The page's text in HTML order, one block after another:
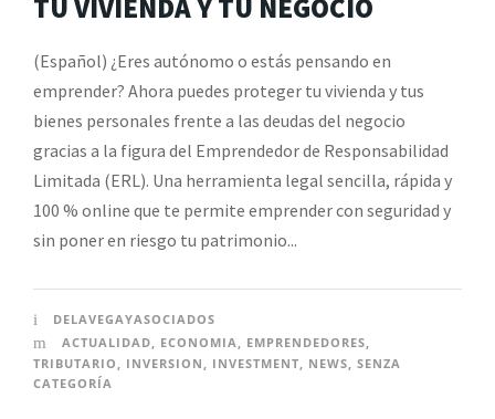
TU VIVIENDA Y TU NEGOCIO
(Español) ¿Eres autónomo o estás pensando en
emprender? Ahora puedes proteger tu vivienda y tus
bienes personales frente a las deudas del negocio
gracias a la figura del Emprendedor de Responsabilidad
Limitada (ERL). Una herramienta legal sencilla, rápida y
100 % online que te permite emprender con seguridad y
sin poner en riesgo tu patrimonio...
DELAVEGAYASOCIADOS
ACTUALIDAD, ECONOMIA, EMPRENDEDORES,
TRIBUTARIO , INVERSION , INVESTMENT, NEWS, SENZA
CATEGORÍA